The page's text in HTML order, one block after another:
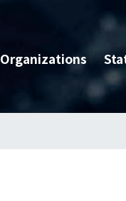
Organizations